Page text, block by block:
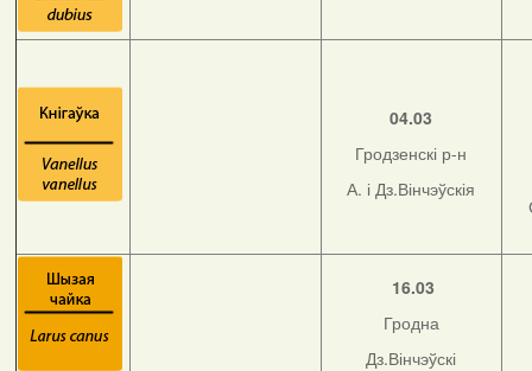
04.03
Гродзенскі р-н
А. і Дз.Вінчэўскія
16.03
Гродна
Дз.Вінчэўскі